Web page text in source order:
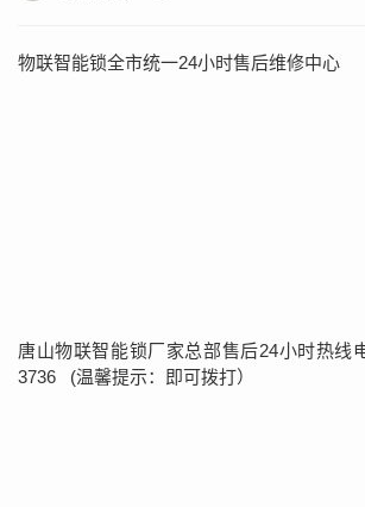
物联智能锁全市统一24小时售后维修中心
唐山物联智能锁厂家总部售后24小时热线
3736 (温馨提示：即可拨打）